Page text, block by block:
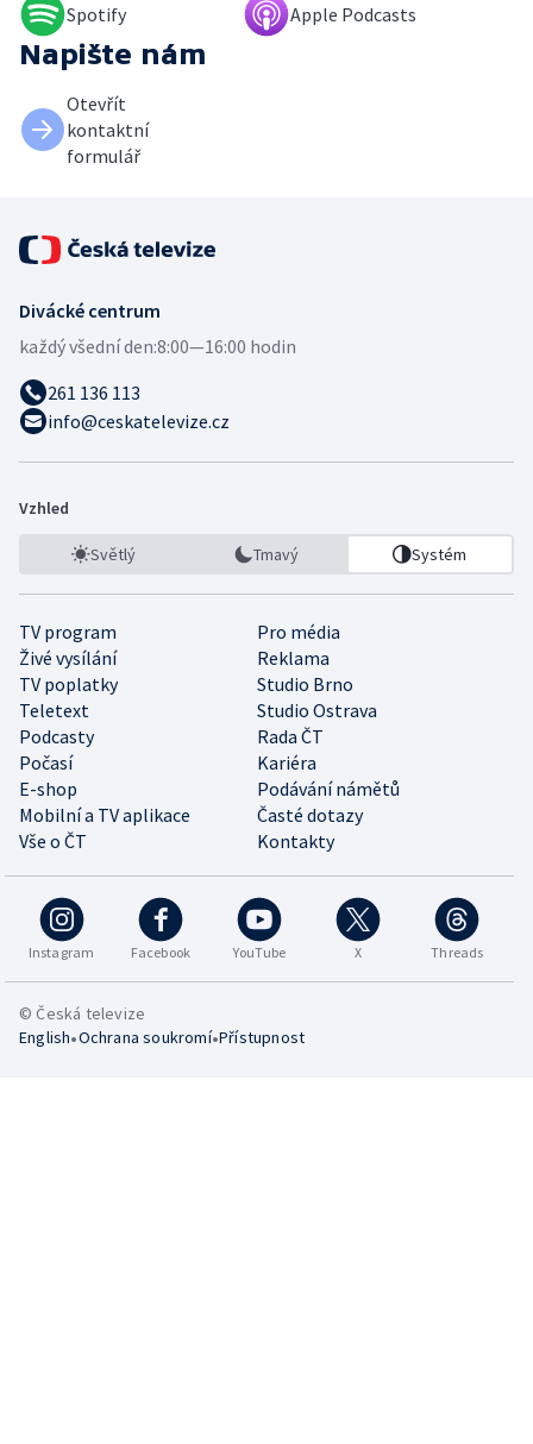
Spotify Apple Podcasts
Napište nám
Otevřít
kontaktní
formulář
Divácké centrum
každý všední den:8:00—16:00 hodin
261 136 113
info@ceskatelevize.cz
Vzhled
Světlý Tmavý Systém
TV program
Pro média
Živé vysílání
Reklama
TV poplatky
Studio Brno
Teletext
Studio Ostrava
Podcasty
Rada ČT
Počasí
Kariéra
E-shop
Podávání námětů
Mobilní a TV aplikace
Časté dotazy
Vše o ČT
Kontakty
Instagram Facebook YouTube X Threads
© Česká televize
English•Ochrana soukromí•Přístupnost